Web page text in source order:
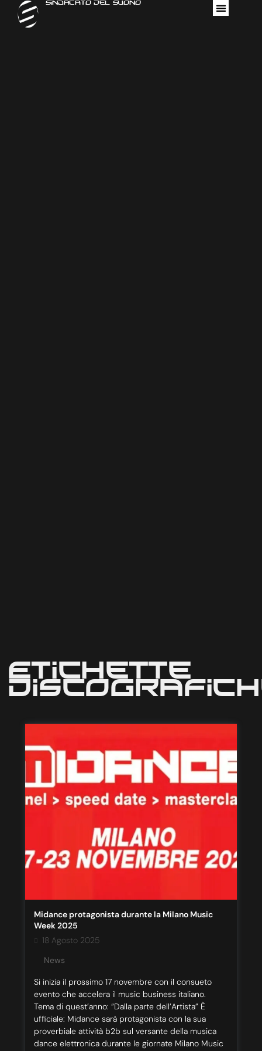
Sindacato Del Suono
Etichette
Midance protagonista durante la Milano Music
Week 2025
18 Agosto 2025
News
Si inizia il prossimo 17 novembre con il consueto
evento che accelera il music business italiano.
Tema di quest’anno: “Dalla parte dell’Artista” È
ufficiale: Midance sarà protagonista con la sua
proverbiale attività b2b sul versante della musica
dance elettronica durante le giornate Milano Music